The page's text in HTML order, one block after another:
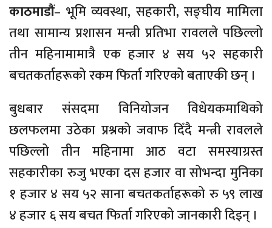
काठमाडौं– भूमि व्यवस्था, सहकारी, सङ्घीय मामिला
तथा सामान्य प्रशासन मन्त्री प्रतिभा रावलले पछिल्लो
तीन महिनामामात्रै एक हजार ४ सय ५२ सहकारी
बचतकर्ताहरूको रकम फिर्ता गरिएको बताएकी छन् ।
बुधबार संसदमा विनियोजन विधेयकमाथिको
छलफलमा उठेका प्रश्नको जवाफ दिँदै मन्त्री रावलले
पछिल्लो तीन महिनामा आठ वटा समस्याग्रस्त
सहकारीका रुजु भएका दस हजार वा सोभन्दा मुनिका
१ हजार ४ सय ५२ साना बचतकर्ताहरूको रु ५९ लाख
४ हजार ६ सय बचत फिर्ता गरिएको जानकारी दिइन् ।